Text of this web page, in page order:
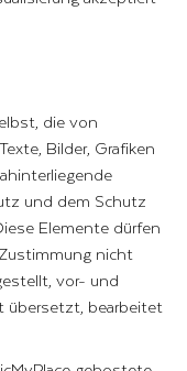
die von
Bilder, Grafiken
und dem Schutz
Elemente dürfen
nicht
vor- und
übersetzt, bearbeitet